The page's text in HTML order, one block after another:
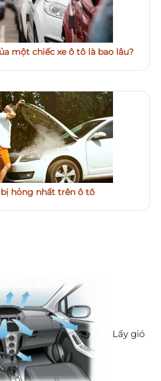
một chiếc xe ô tô là bao lâu?
hỏng nhất trên ô tô
Lấy gió